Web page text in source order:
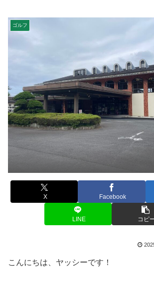
ゴルフ
X Facebook
LINE コピ
こんにちは、ヤッシーです！